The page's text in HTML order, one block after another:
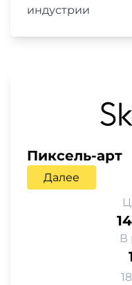
индустрии
Пиксель-арт
Далее
В